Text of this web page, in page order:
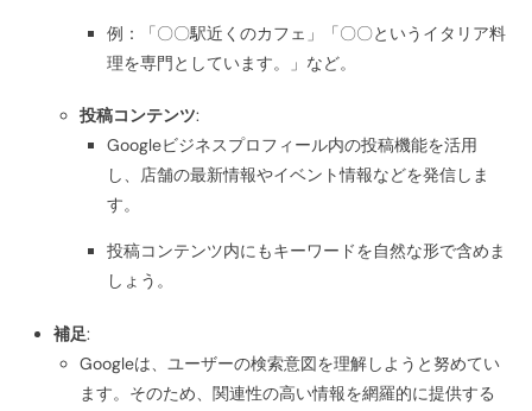
例：「〇〇駅近くのカフェ」「〇〇というイタリア料
理を専門としています。」など。
投稿コンテンツ:
Googleビジネスプロフィール内の投稿機能を活用
し、店舗の最新情報やイベント情報などを発信しま
す。
投稿コンテンツ内にもキーワードを自然な形で含めま
しょう。
補足:
Googleは、ユーザーの検索意図を理解しようと努めてい
ます。そのため、関連性の高い情報を網羅的に提供する